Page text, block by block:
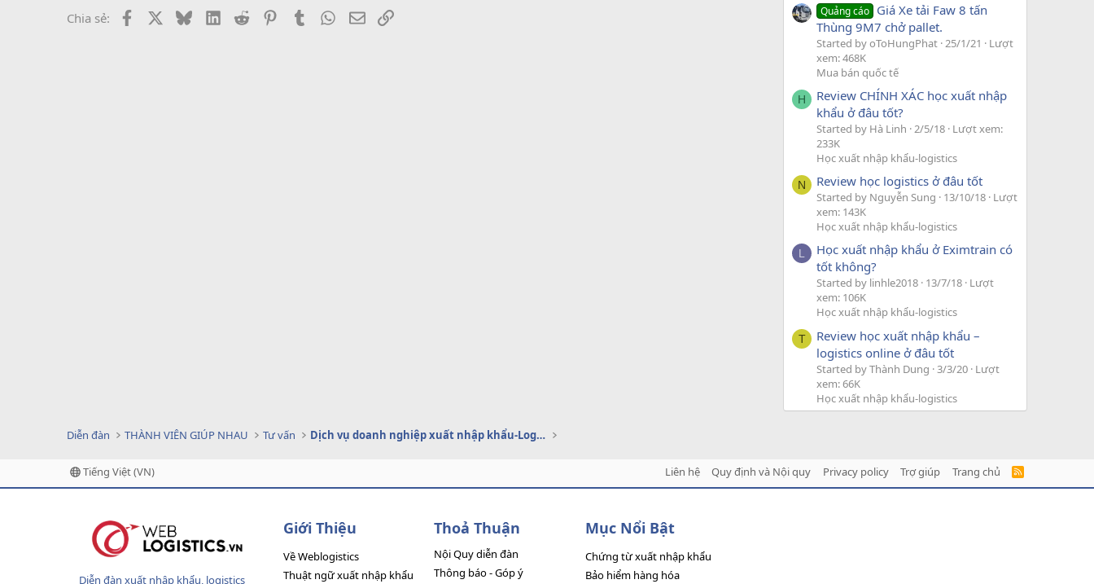
Chia sẻ: Facebook BlueskyLinkedIn
Reddit PinterestTumblr WhatsApp
EmailLink Quảng cáo Giá Xe tải Faw 8 tấn
Thùng 9M7 chở pallet.
Started by oToHungPhat 25/1/21
Lượt
xem: 468K
Mua bán quốc tế
H
Review CHÍNH XÁC học xuất nhập
khẩu ở đâu tốt?
Started by Hà Linh 2/5/18 Lượt xem:
233K
Học xuất nhập khẩu-logistics
N Review học logistics ở đâu tốt
Started by Nguyễn Sung 13/10/18 Lượt
xem: 143K
Học xuất nhập khẩu-logistics
L
Học xuất nhập khẩu ở Eximtrain có
tốt không?
Started by linhle2018 13/7/18 Lượt
xem: 106K
Học xuất nhập khẩu-logistics
T
Review học xuất nhập khẩu –
logistics online ở đâu tốt
Started by Thành Dung 3/3/20 Lượt
xem: 66K
Học xuất nhập khẩu-logistics
Diễn đàn THÀNH VIÊN GIÚP NHAU Tư vấn Dịch vụ doanh nghiệp xuất nhập khẩu-Logistics
Tiếng Việt (VN) Liên hệ Quy định và Nội quy Privacy policy Trợ giúp Trang chủ
R
Diễn đàn xuất nhập khẩu, logistics
Giới Thiệu
Về Weblogistics
Thuật ngữ xuất nhập khẩu
Thoả Thuận
Nội Quy diễn đàn
Thông báo - Góp ý
Mục Nổi Bật
Chứng từ xuất nhập khẩu
Bảo hiểm hàng hóa